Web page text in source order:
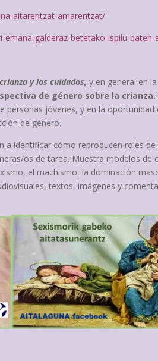
aitarentzat-amarentzat/
galderaz-betetako-ispilu-baten-
y los cuidados, y en general en
de género sobre la crianza.
personas jóvenes, y en la
de género.
a identificar cómo reproducen roles
os de tarea. Muestra modelos de
el machismo, la dominación
textos, imágenes y